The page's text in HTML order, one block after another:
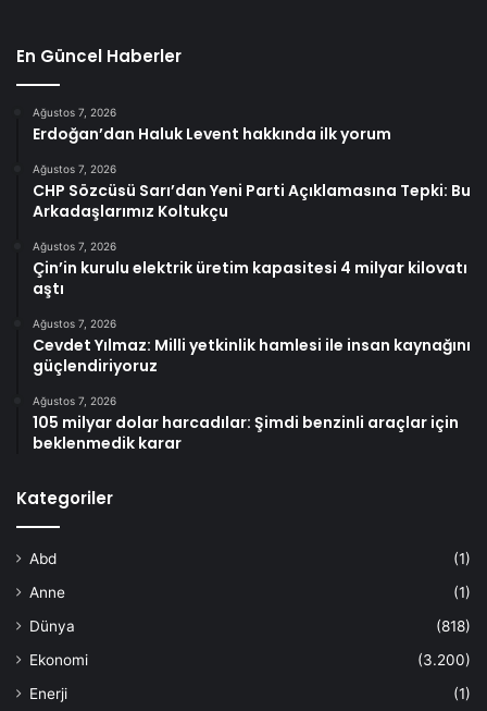
En Güncel Haberler
Ağustos 7, 2026
Erdoğan’dan Haluk Levent hakkında ilk yorum
Ağustos 7, 2026
CHP Sözcüsü Sarı’dan Yeni Parti Açıklamasına Tepki: Bu
Arkadaşlarımız Koltukçu
Ağustos 7, 2026
Çin’in kurulu elektrik üretim kapasitesi 4 milyar kilovatı
aştı
Ağustos 7, 2026
Cevdet Yılmaz: Milli yetkinlik hamlesi ile insan kaynağını
güçlendiriyoruz
Ağustos 7, 2026
105 milyar dolar harcadılar: Şimdi benzinli araçlar için
beklenmedik karar
Kategoriler
Abd
(1)
Anne
(1)
Dünya
(818)
Ekonomi
(3.200)
Enerji
(1)